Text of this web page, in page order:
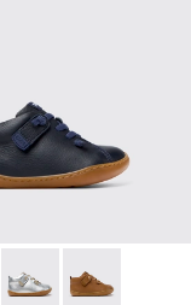
azules para niños.
de piel negros
082 - Botines
Peu - 80153-120
Peu - 80153-